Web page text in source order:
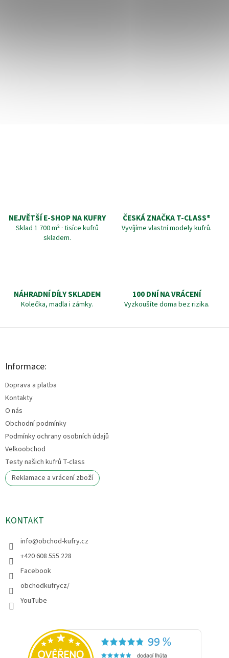
NEJVĚTŠÍ E-SHOP NA KUFRY
Sklad 1 700 m² · tisíce kufrů
skladem.
ČESKÁ ZNAČKA T‑CLASS®
Vyvíjíme vlastní modely kufrů.
NÁHRADNÍ DÍLY SKLADEM
Kolečka, madla i zámky.
100 DNÍ NA VRÁCENÍ
Vyzkoušíte doma bez rizika.
Z
Informace:
Doprava a platba
Kontakty
O nás
Obchodní podmínky
Podmínky ochrany osobních údajů
Velkoobchod
Testy našich kufrů T-class
Reklamace a vrácení zboží
KONTAKT
info@obchod-kufry.cz
+420 608 555 228
Facebook
obchodkufrycz/
YouTube